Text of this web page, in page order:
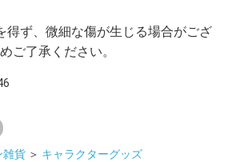
得ず、微細な傷が生じる場合がござ
ご了承ください。
雑貨 ＞ キャラクターグッズ